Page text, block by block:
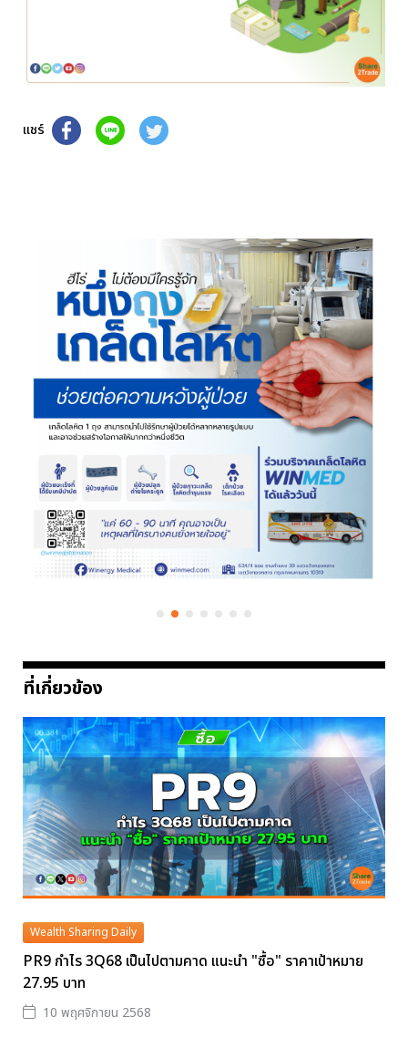
แชร์
ที่เกี่ยวข้อง
Wealth Sharing Daily
PR9 กำไร 3Q68 เป็นไปตามคาด แนะนำ "ซื้อ" ราคาเป้าหมาย
27.95 บาท
10 พฤศจิกายน 2568